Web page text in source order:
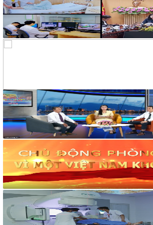
Hòa
320/BCH-HCKT
V/v Mời báo giá in banner trang trí cho
chống tác hại của thuốc lá
Thư mời Báo giá dịch vụ giải khát cho hoạt
và tập huấn phòng, chống tác hại của
2169/VHXH
V/v mời báo giá thuê âm thanh, ánh sáng,
truyền hoạt động mít tinh Hưởng ứng Tuần
khói thuốc lá năm 2026
2182/VHXH
V/v mời báo giá dịch vụ In ấn tổ chức mít
Tuần lễ Quốc gia không khói thuốc lá năm
117/2025/QH15
Luật Bảo vệ bí mật nhà nước